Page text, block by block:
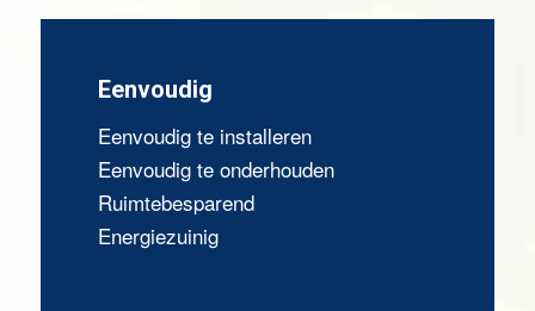
Eenvoudig
Eenvoudig te installeren
Eenvoudig te onderhouden
Ruimtebesparend
Energiezuinig